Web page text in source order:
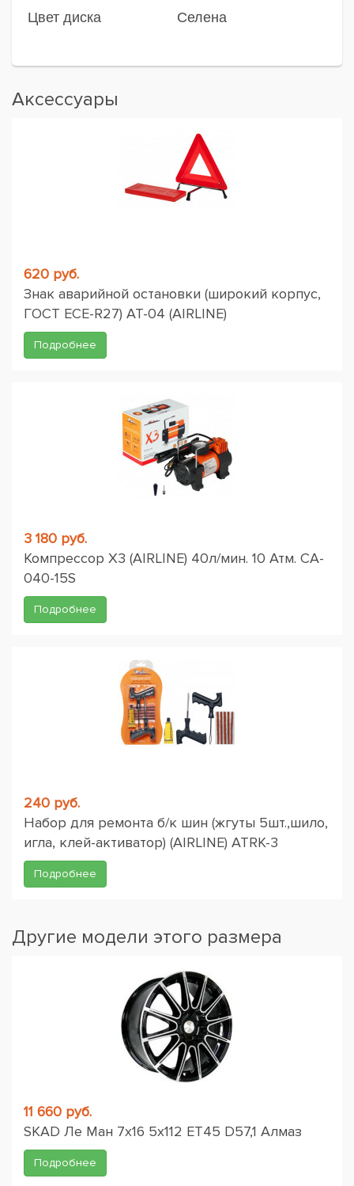
Цвет диска Селена
Аксессуары
620 руб.
Знак аварийной остановки (широкий корпус,
ГОСТ ЕСЕ-R27) AT-04 (AIRLINE)
Подробнее
3 180 руб.
Компрессор X3 (AIRLINE) 40л/мин. 10 Атм. CA-
040-15S
Подробнее
240 руб.
Набор для ремонта б/к шин (жгуты 5шт.,шило,
игла, клей-активатор) (AIRLINE) ATRK-3
Подробнее
Другие модели этого размера
11 660 руб.
SKAD Ле Ман 7x16 5x112 ET45 D57,1 Алмаз
Подробнее